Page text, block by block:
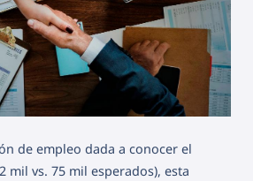
de empleo dada a conocer el
mil vs. 75 mil esperados), esta